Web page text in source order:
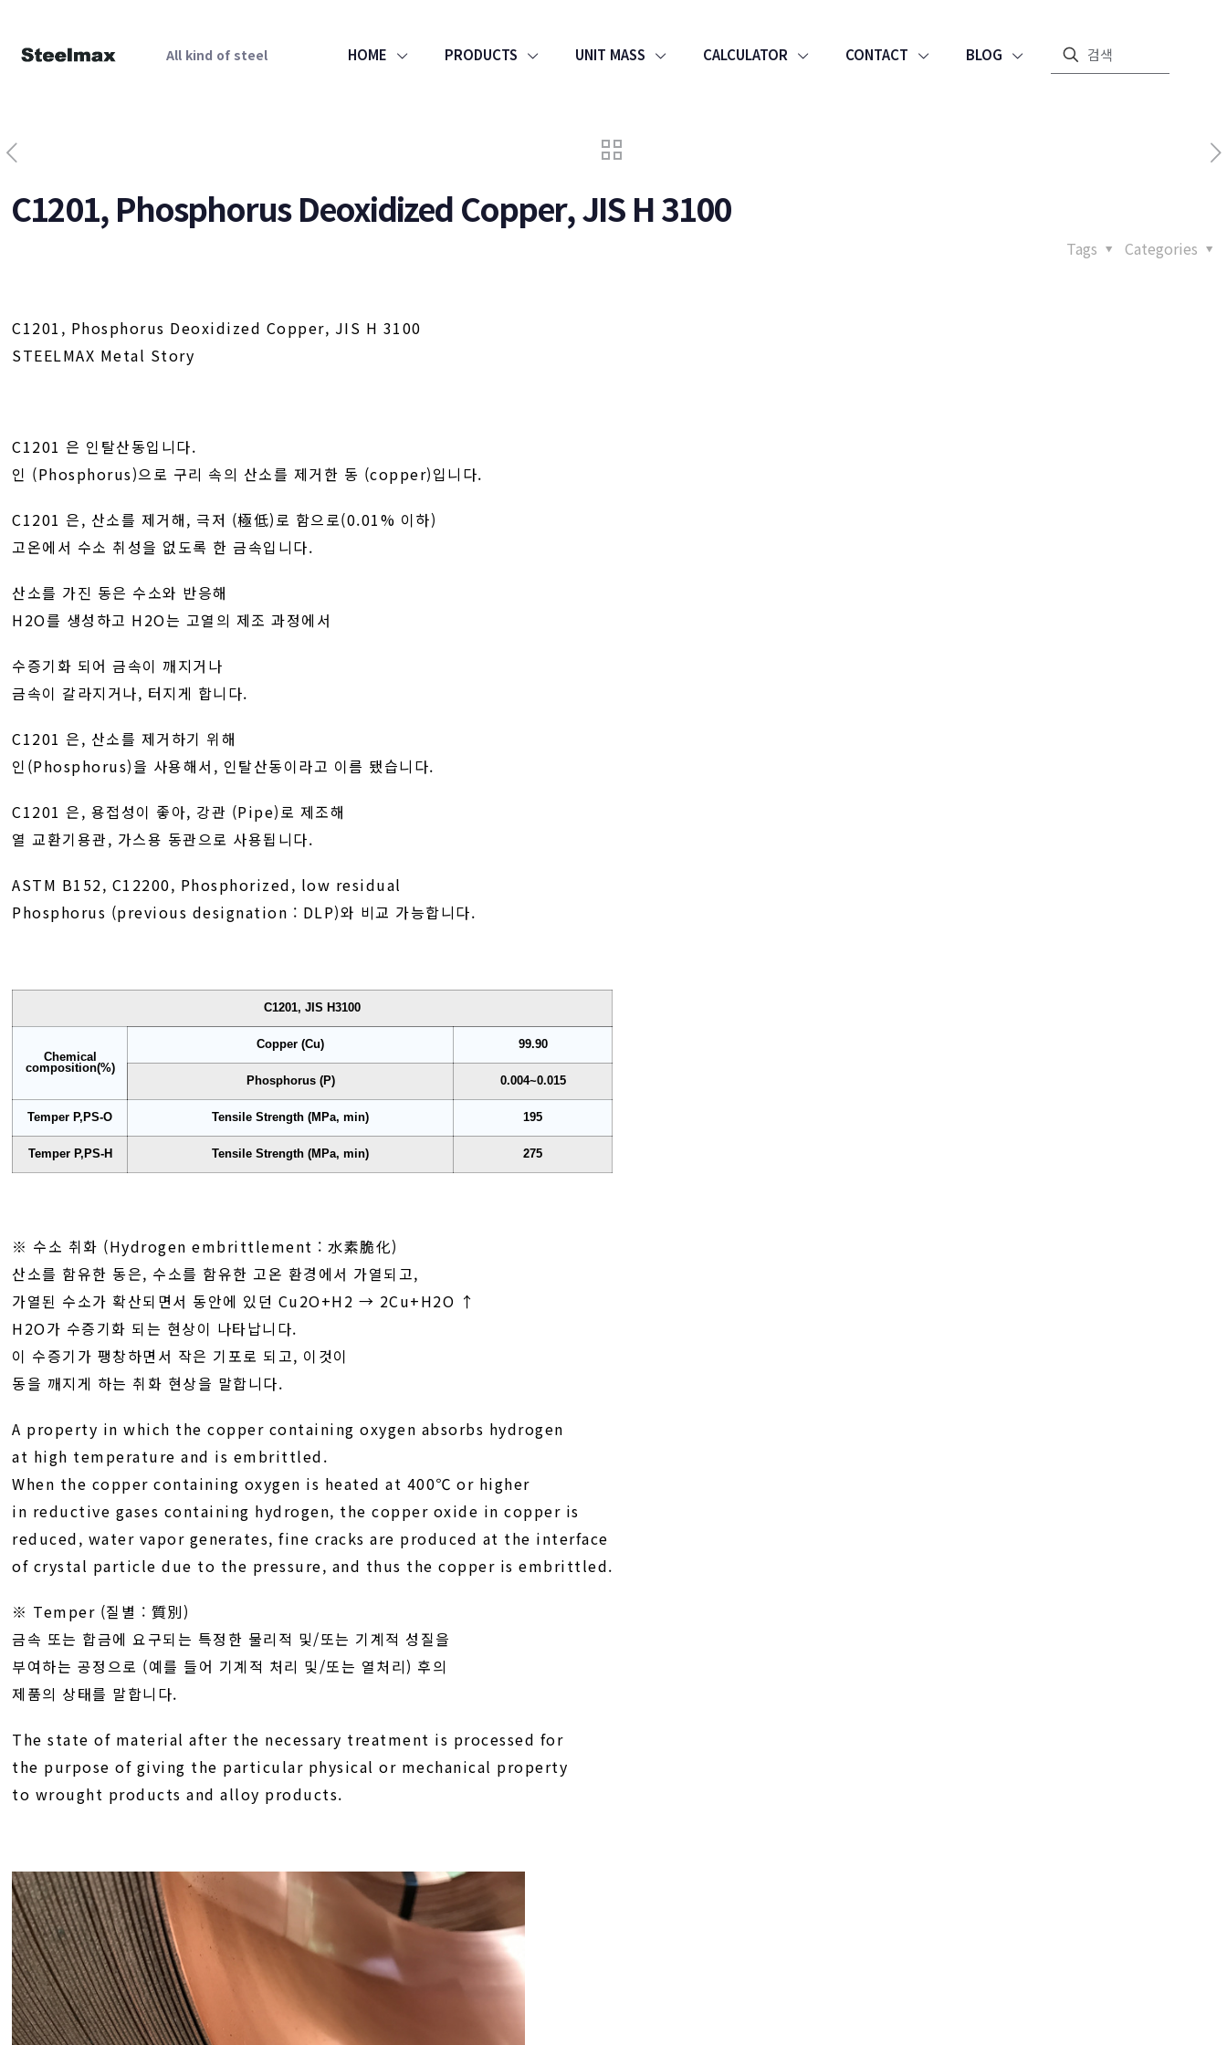
All kind of steel HOME PRODUCTS UNIT MASS CALCULATOR CONTACT BLOG
C1201, Phosphorus Deoxidized Copper, JIS H 3100
Categories
Tags
C1201, Phosphorus Deoxidized Copper, JIS H 3100
STEELMAX Metal Story
C1201 은 인탈산동입니다.
인 (Phosphorus)으로 구리 속의 산소를 제거한 동 (copper)입니다.
C1201 은, 산소를 제거해, 극저 (極低)로 함으로(0.01% 이하)
고온에서 수소 취성을 없도록 한 금속입니다.
산소를 가진 동은 수소와 반응해
H2O를 생성하고 H2O는 고열의 제조 과정에서
수증기화 되어 금속이 깨지거나
금속이 갈라지거나, 터지게 합니다.
C1201 은, 산소를 제거하기 위해
인(Phosphorus)을 사용해서, 인탈산동이라고 이름 됐습니다.
C1201 은, 용접성이 좋아, 강관 (Pipe)로 제조해
열 교환기용관, 가스용 동관으로 사용됩니다.
ASTM B152, C12200, Phosphorized, low residual
Phosphorus (previous designation : DLP)와 비교 가능합니다.
C1201, JIS H3100
Chemical
composition(%)
Copper (Cu) 99.90
Phosphorus (P) 0.004~0.015
Temper P,PS-O Tensile Strength (MPa, min) 195
Temper P,PS-H Tensile Strength (MPa, min) 275
※ 수소 취화 (Hydrogen embrittlement : 水素脆化)
산소를 함유한 동은, 수소를 함유한 고온 환경에서 가열되고,
가열된 수소가 확산되면서 동안에 있던 Cu2O+H2 → 2Cu+H2O ↑
H2O가 수증기화 되는 현상이 나타납니다.
이 수증기가 팽창하면서 작은 기포로 되고, 이것이
동을 깨지게 하는 취화 현상을 말합니다.
A property in which the copper containing oxygen absorbs hydrogen
at high temperature and is embrittled.
When the copper containing oxygen is heated at 400℃ or higher
in reductive gases containing hydrogen, the copper oxide in copper is
reduced, water vapor generates, fine cracks are produced at the interface
of crystal particle due to the pressure, and thus the copper is embrittled.
※ Temper (질별 : 質別)
금속 또는 합금에 요구되는 특정한 물리적 및/또는 기계적 성질을
부여하는 공정으로 (예를 들어 기계적 처리 및/또는 열처리) 후의
제품의 상태를 말합니다.
The state of material after the necessary treatment is processed for
the purpose of giving the particular physical or mechanical property
to wrought products and alloy products.